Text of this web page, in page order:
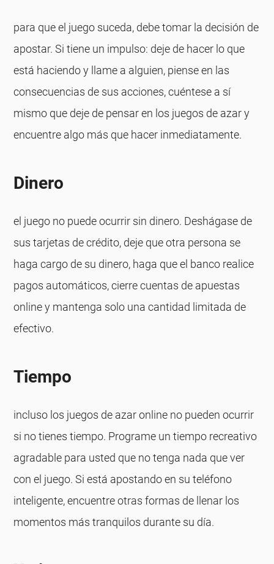
para que el juego suceda, debe tomar la decisión de
apostar. Si tiene un impulso: deje de hacer lo que
está haciendo y llame a alguien, piense en las
consecuencias de sus acciones, cuéntese a sí
mismo que deje de pensar en los juegos de azar y
encuentre algo más que hacer inmediatamente.
Dinero
el juego no puede ocurrir sin dinero. Deshágase de
sus tarjetas de crédito, deje que otra persona se
haga cargo de su dinero, haga que el banco realice
pagos automáticos, cierre cuentas de apuestas
online y mantenga solo una cantidad limitada de
efectivo.
Tiempo
incluso los juegos de azar online no pueden ocurrir
si no tienes tiempo. Programe un tiempo recreativo
agradable para usted que no tenga nada que ver
con el juego. Si está apostando en su teléfono
inteligente, encuentre otras formas de llenar los
momentos más tranquilos durante su día.